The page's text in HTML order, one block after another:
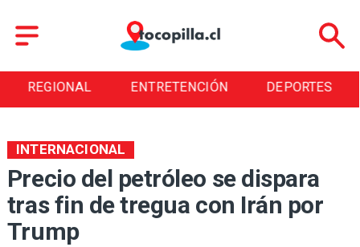
REGIONAL ENTRETENCIÓN DEPORTES
Precio del petróleo se dispara
tras fin de tregua con Irán por
Trump
INTERNACIONAL